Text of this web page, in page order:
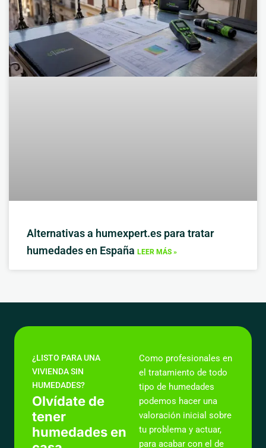
Alternativas a humexpert.es para tratar
humedades en España LEER MÁS »
¿LISTO PARA UNA
VIVIENDA SIN
HUMEDADES?
Olvídate de
tener
humedades en
Como profesionales en
el tratamiento de todo
tipo de humedades
podemos hacer una
valoración inicial sobre
tu problema y actuar,
para acabar con el de